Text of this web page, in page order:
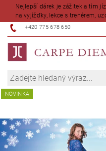
Nejlepší dárek je zážitek a tím
na vyjížďky, lekce s trenérem,
+420 775 678 650
NOVINKA